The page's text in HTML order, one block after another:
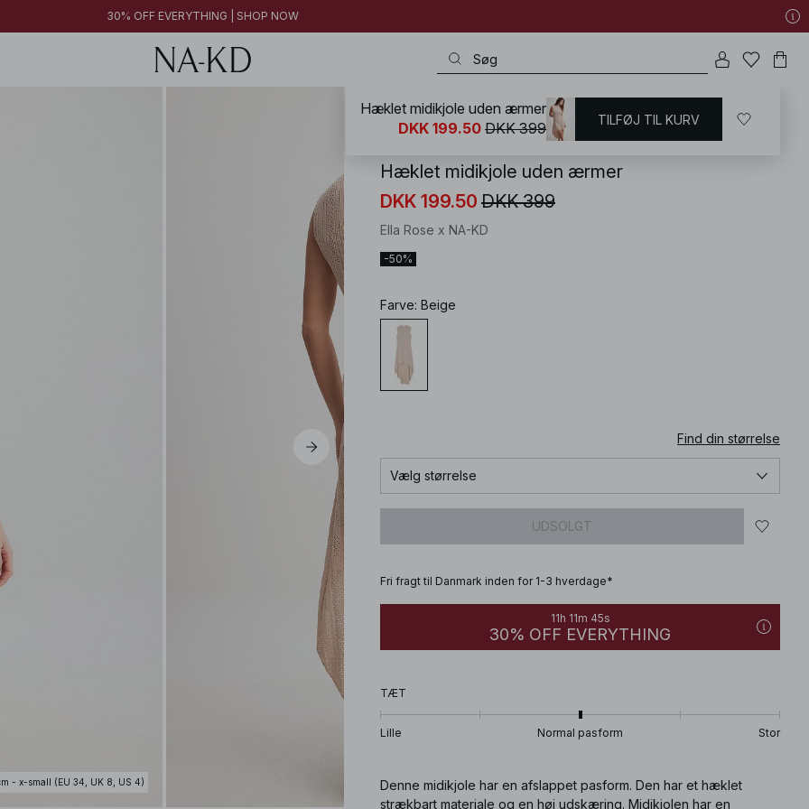
30% OFF EVERYTHING | SHOP NOW
- x-small (EU 34, UK 8, US 4)
NA-KD / Sommertøj / Sommersæt
Hæklet midikjole uden ærmer
DKK 199.50 DKK 399
Ella Rose x NA-KD
-50%
Farve: Beige
Find din størrelse
Vælg størrelse
UDSOLGT
Fri fragt til Danmark inden for 1-3 hverdage*
11h 11m 44s
30% OFF EVERYTHING
TÆT
Lille Normal pasform Stor
Denne midikjole har en afslappet pasform. Den har et hæklet
strækbart materiale og en høj udskæring. Midikjolen har en
Hæklet midikjole uden ærmer
DKK 199.50 DKK 399 TILFØJ TIL KURV